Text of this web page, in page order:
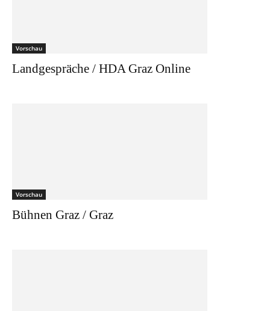
Vorschau
Landgespräche / HDA Graz Online
Vorschau
Bühnen Graz / Graz